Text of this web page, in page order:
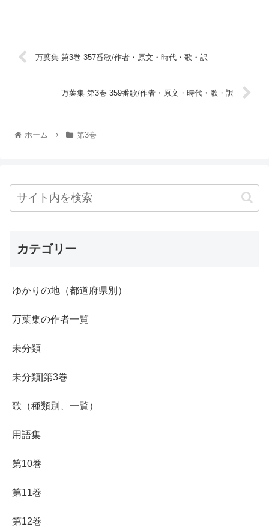
万葉集 第3巻 357番歌/作者・原文・時代・歌・訳
万葉集 第3巻 359番歌/作者・原文・時代・歌・訳
ホーム 第3巻
カテゴリー
ゆかりの地（都道府県別）
万葉集の作者一覧
未分類
未分類|第3巻
歌（種類別、一覧）
用語集
第10巻
第11巻
第12巻